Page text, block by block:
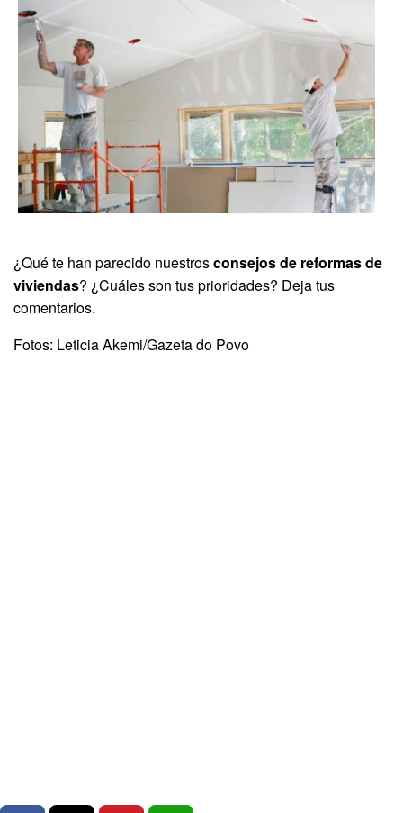
¿Qué te han parecido nuestrosconsejos de reformas de
viviendas? ¿Cuáles son tus prioridades? Deja tus
comentarios.
Fotos: Leticia Akemi/Gazeta do Povo